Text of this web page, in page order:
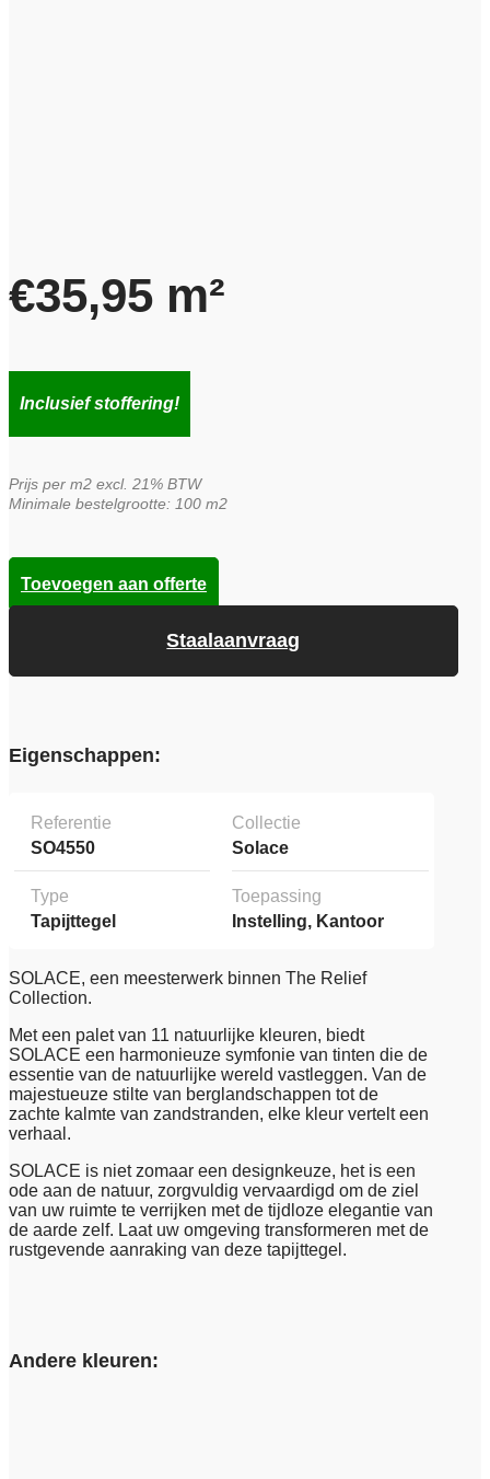
€35,95 m²
Inclusief stoffering!
Prijs per m2 excl. 21% BTW
Minimale bestelgrootte: 100 m2
Staalaanvraag
Toevoegen aan offerte
Eigenschappen:
Referentie
SO4550
Collectie
Solace
Type
Tapijttegel
Toepassing
Instelling, Kantoor
SOLACE, een meesterwerk binnen The Relief
Collection.
Met een palet van 11 natuurlijke kleuren, biedt
SOLACE een harmonieuze symfonie van tinten die de
essentie van de natuurlijke wereld vastleggen. Van de
majestueuze stilte van berglandschappen tot de
zachte kalmte van zandstranden, elke kleur vertelt een
verhaal.
SOLACE is niet zomaar een designkeuze, het is een
ode aan de natuur, zorgvuldig vervaardigd om de ziel
van uw ruimte te verrijken met de tijdloze elegantie van
de aarde zelf. Laat uw omgeving transformeren met de
rustgevende aanraking van deze tapijttegel.
Andere kleuren: